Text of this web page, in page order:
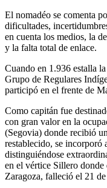
El nomadéo se comenta
dificultades,
en cuenta los medios, la
y la falta total de enlace.
Cuando en 1.936 estalla
Grupo de Regulares
participó en el frente de
Como capitán fue
con gran valor en la
(Segovia) donde recibió
restablecido, se incorporó
distinguiéndose
en el vértice Sillero donde
Zaragoza, falleció el 21